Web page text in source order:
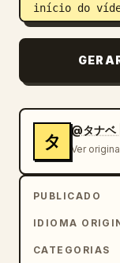
início do
japoneses,
durante todo
###
Take de
lente ultra-
frente à
poderosa,
タ
@タナ
Ver
PUBLICADO
IDIOMA
CATEGORIAS